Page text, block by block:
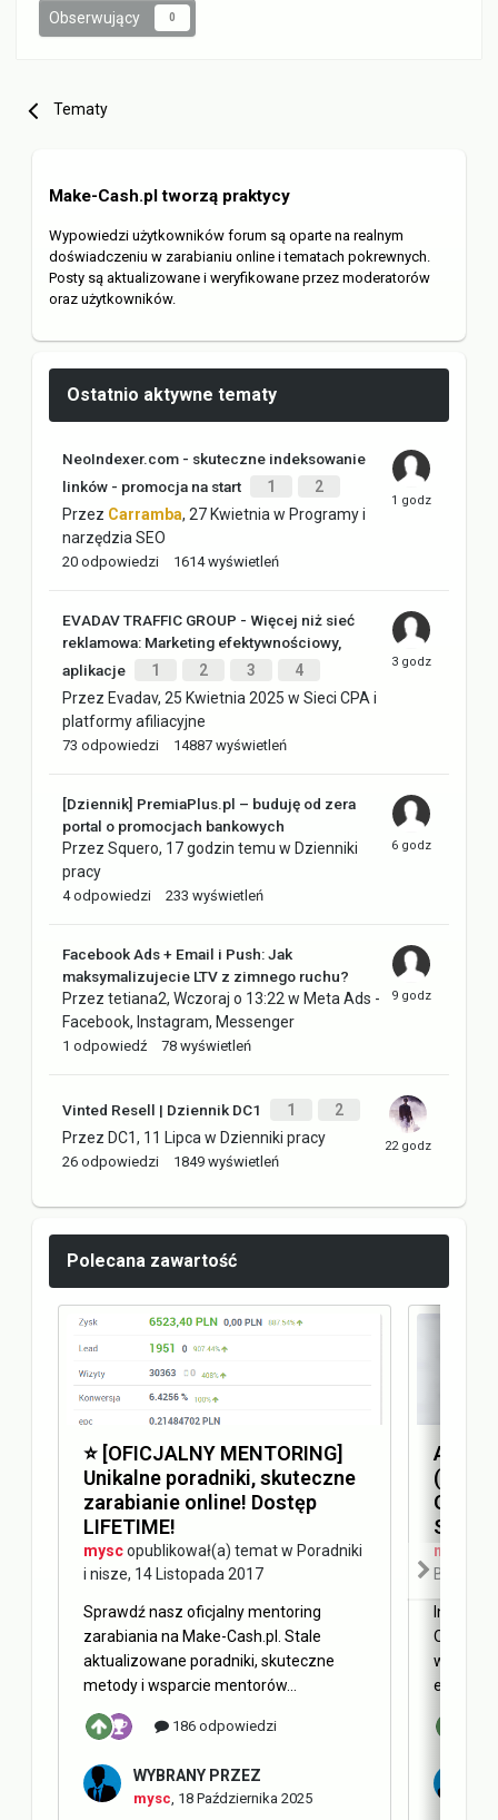
Obserwujący 0
Tematy
Make-Cash.pl tworzą praktycy
Wypowiedzi użytkowników forum są oparte na realnym
doświadczeniu w zarabianiu online i tematach pokrewnych.
Posty są aktualizowane i weryfikowane przez moderatorów
oraz użytkowników.
Ostatnio aktywne tematy
NeoIndexer.com - skuteczne indeksowanie
linków - promocja na start
1
2
Przez Carramba, 27 Kwietnia w Programy i
narzędzia SEO
20 odpowiedzi 1614 wyświetleń
EVADAV TRAFFIC GROUP - Więcej niż sieć
reklamowa: Marketing efektywnościowy,
aplikacje
1 2 3
4
Przez Evadav, 25 Kwietnia 2025 w Sieci CPA i
platformy afiliacyjne
73 odpowiedzi 14887 wyświetleń
[Dziennik] PremiaPlus.pl – buduję od zera
portal o promocjach bankowych
Przez Squero, 17 godzin temu w Dzienniki
pracy
4 odpowiedzi 233 wyświetleń
Facebook Ads + Email i Push: Jak
maksymalizujecie LTV z zimnego ruchu?
Przez tetiana2, Wczoraj o 13:22 w Meta Ads -
Facebook, Instagram, Messenger
1 odpowiedź 78 wyświetleń
Vinted Resell | Dziennik DC1 1
2
Przez DC1, 11 Lipca w Dzienniki pracy
26 odpowiedzi 1849 wyświetleń
Polecana zawartość
⭐️ [OFICJALNY MENTORING]
Unikalne poradniki, skuteczne
zarabianie online! Dostęp
LIFETIME!
myscopublikował(a) temat w Poradniki
i nisze, 14 Listopada 2017
Sprawdź nasz oficjalny mentoring
zarabiania na Make-Cash.pl. Stale
aktualizowane poradniki, skuteczne
metody i wsparcie mentorów...
186 odpowiedzi
WYBRANY PRZEZ
mysc 18 Października 2025
(AEO)
SEO
mysc
Blog
Internet
Obecnie
w